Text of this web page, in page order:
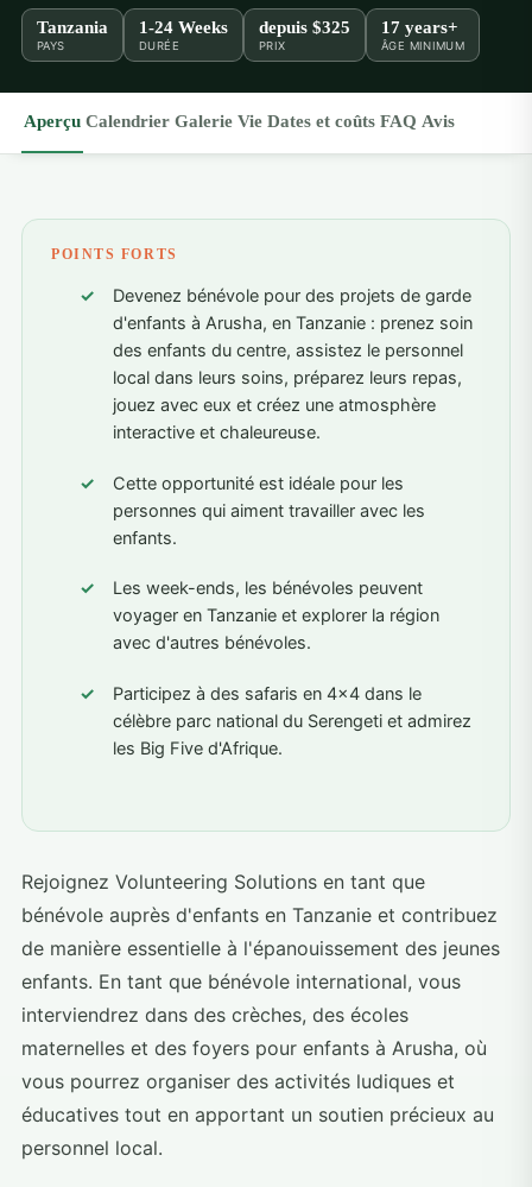
Tanzania
PAYS
1-24 Weeks
DURÉE
depuis $325
PRIX
17 years+
ÂGE MINIMUM
Aperçu Calendrier Galerie Vie Dates et coûts FAQ Avis
POINTS FORTS
Devenez bénévole pour des projets de garde
d'enfants à Arusha, en Tanzanie : prenez soin
des enfants du centre, assistez le personnel
local dans leurs soins, préparez leurs repas,
jouez avec eux et créez une atmosphère
interactive et chaleureuse.
Cette opportunité est idéale pour les
personnes qui aiment travailler avec les
enfants.
Les week-ends, les bénévoles peuvent
voyager en Tanzanie et explorer la région
avec d'autres bénévoles.
Participez à des safaris en 4x4 dans le
célèbre parc national du Serengeti et admirez
les Big Five d'Afrique.
Rejoignez Volunteering Solutions en tant que
bénévole auprès d'enfants en Tanzanie et contribuez
de manière essentielle à l'épanouissement des jeunes
enfants. En tant que bénévole international, vous
interviendrez dans des crèches, des écoles
maternelles et des foyers pour enfants à Arusha, où
vous pourrez organiser des activités ludiques et
éducatives tout en apportant un soutien précieux au
personnel local.